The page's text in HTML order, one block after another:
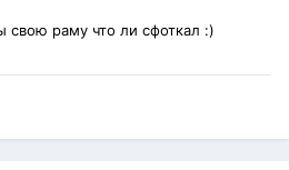
свою раму что ли сфоткал :)